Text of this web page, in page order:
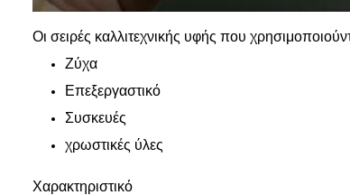
Οι σειρές καλλιτεχνικής υφής που
Ζύχα
Επεξεργαστικό
Συσκευές
χρωστικές ύλες
Χαρακτηριστικό